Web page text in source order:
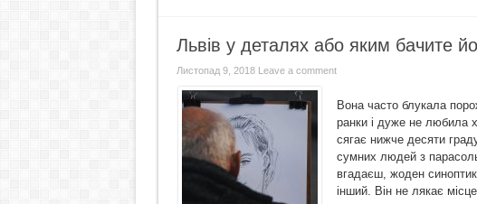
Львів у деталях або яким бачите
Листопад 9, 2018 Leave a comment
Вона часто блукала
ранки і дуже не любила
сягає нижче десяти
сумних людей з
вгадаєш, жоден
інший. Він не лякає